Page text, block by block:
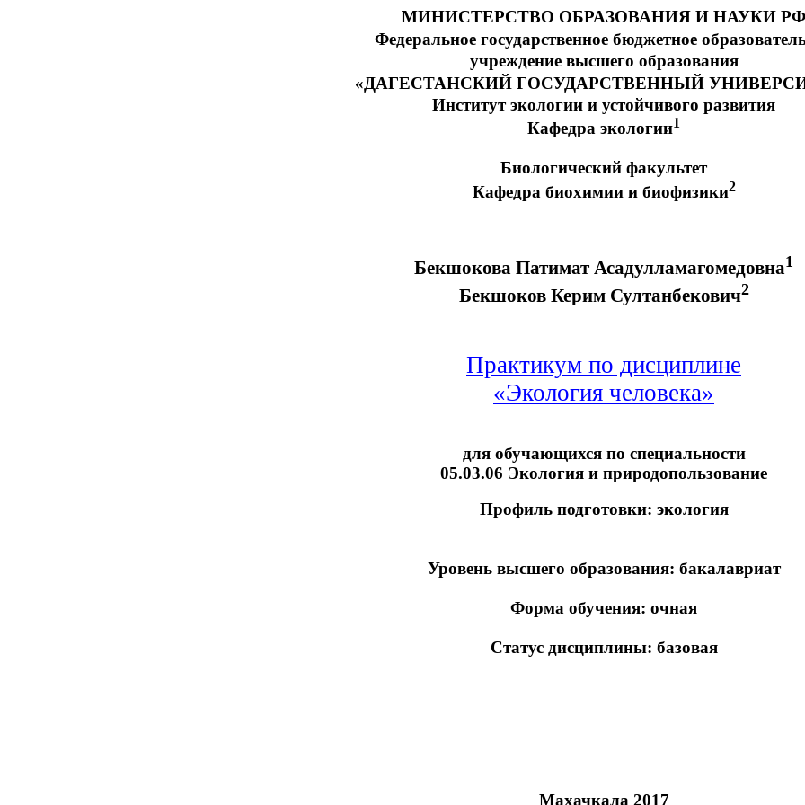
МИНИСТЕРСТВО ОБРАЗОВАНИЯ И НАУКИ РФ
Федеральное государственное бюджетное
учреждение высшего образования
«ДАГЕСТАНСКИЙ ГОСУДАРСТВЕННЫЙ
Институт экологии и устойчивого развития
Кафедра экологии1
Биологический факультет
Кафедра биохимии и биофизики2
Бекшокова Патимат Асадулламагомедовна1
БекшоковКерим Султанбекович2
Практикум по дисциплине
«Экология человека»
для обучающихсяпо специальности
05.03.06 Экология и природопользование
Профиль подготовки: экология
Уровень высшего образования: бакалавриат
Форма обучения: очная
Статус дисциплины: базовая
Махачкала 2017